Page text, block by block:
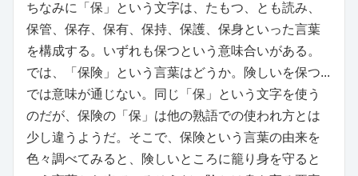
ちなみに「保」という文字は、たもつ、とも読み、
保管、保存、保有、保持、保護、保身といった言葉
を構成する。いずれも保つという意味合いがある。
では、「保険」という言葉はどうか。険しいを保つ...
では意味が通じない。同じ「保」という文字を使う
のだが、保険の「保」は他の熟語での使われ方とは
少し違うようだ。そこで、保険という言葉の由来を
色々調べてみると、険しいところに籠り身を守ると